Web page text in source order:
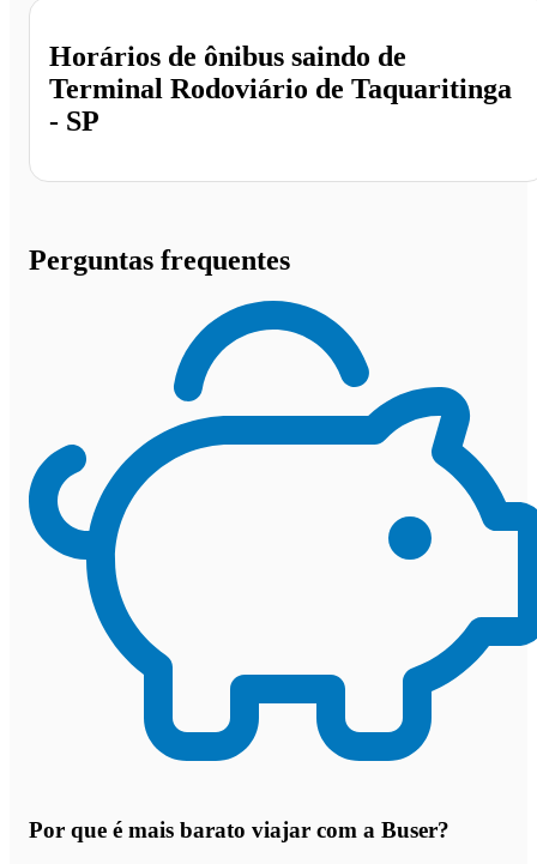
Horários de ônibus saindo de
Terminal Rodoviário de Taquaritinga
- SP
Perguntas frequentes
Por que é mais barato viajar com a Buser?